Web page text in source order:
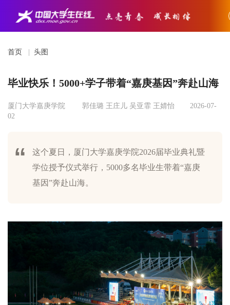
首页 头图
毕业快乐！5000+学子带着“嘉庚基因”奔赴山海
厦门大学嘉庚学院 郭佳璐 王庄儿 吴亚霏 王婧怡
2026-07-
02
这个夏日，厦门大学嘉庚学院2026届毕业典礼暨
学位授予仪式举行，5000多名毕业生带着“嘉庚
基因”奔赴山海。